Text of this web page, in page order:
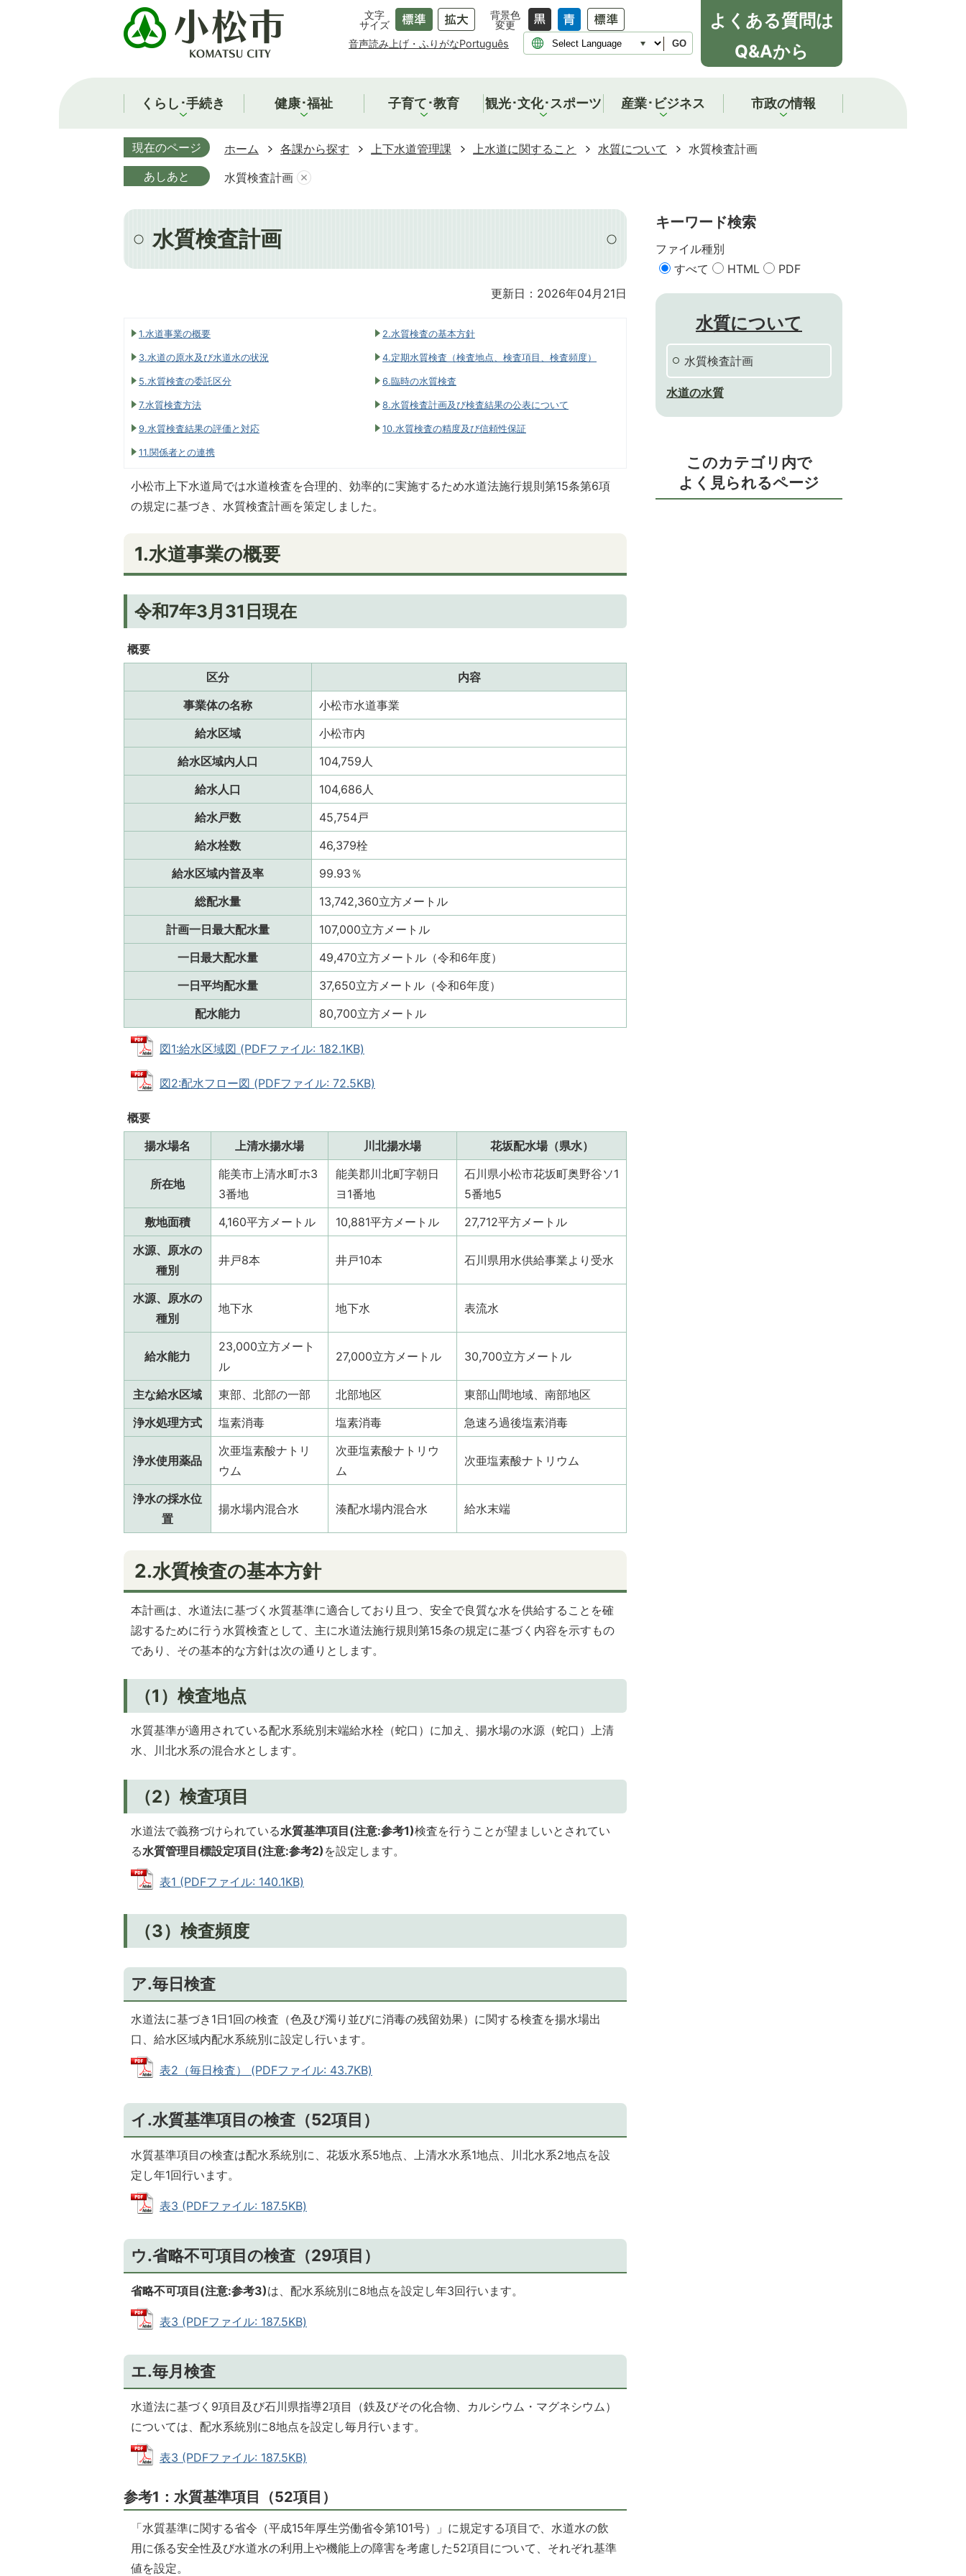
文字
サイズ
背景色
変更
音声読み上げ・ふりがなPortuguês GO
よくある質問は
Q&Aから
くらし･手続き 健康･福祉 子育て･教育 観光･文化･スポーツ 産業･ビジネス 市政の情報
現在のページ ホーム 各課から探す 上下水道管理課 上水道に関すること 水質について
水質検査計画
あしあと
水質検査計画
水質検査計画
更新日：2026年04月21日
1.水道事業の概要 2.水質検査の基本方針
3.水道の原水及び水道水の状況 4.定期水質検査（検査地点、検査項目、検査頻度）
5.水質検査の委託区分 6.臨時の水質検査
7.水質検査方法 8.水質検査計画及び検査結果の公表について
9.水質検査結果の評価と対応 10.水質検査の精度及び信頼性保証
11.関係者との連携
小松市上下水道局では水道検査を合理的、効率的に実施するため水道法施行規則第15条第6項
の規定に基づき、水質検査計画を策定しました。
1.水道事業の概要
令和7年3月31日現在
概要
区分
内容
事業体の名称
小松市水道事業
給水区域
小松市内
給水区域内人口
104,759人
給水人口
104,686人
給水戸数
45,754戸
給水栓数
46,379栓
給水区域内普及率
99.93％
総配水量
13,742,360立方メートル
計画一日最大配水量
107,000立方メートル
一日最大配水量
49,470立方メートル（令和6年度）
一日平均配水量
37,650立方メートル（令和6年度）
配水能力
80,700立方メートル
図1:給水区域図 (PDFファイル: 182.1KB)
図2:配水フロー図 (PDFファイル: 72.5KB)
概要
揚水場名
上清水揚水場 川北揚水場 花坂配水場（県水）
所在地
能美市上清水町ホ3
3番地
能美郡川北町字朝日
ヨ1番地
石川県小松市花坂町奥野谷ソ1
5番地5
敷地面積
4,160平方メートル 10,881平方メートル
27,712平方メートル
水源、原水の
種別
井戸8本 井戸10本 石川県用水供給事業より受水
水源、原水の
種別
地下水 地下水 表流水
給水能力
23,000立方メート
ル
27,000立方メートル 30,700立方メートル
主な給水区域 東部、北部の一部 北部地区
東部山間地域、南部地区
浄水処理方式
塩素消毒 塩素消毒 急速ろ過後塩素消毒
浄水使用薬品
次亜塩素酸ナトリ
ウム
次亜塩素酸ナトリウ
ム
次亜塩素酸ナトリウム
浄水の採水位
置
揚水場内混合水 湊配水場内混合水 給水末端
2.水質検査の基本方針
本計画は、水道法に基づく水質基準に適合しており且つ、安全で良質な水を供給することを確
認するために行う水質検査として、主に水道法施行規則第15条の規定に基づく内容を示すもの
であり、その基本的な方針は次の通りとします。
（1）検査地点
水質基準が適用されている配水系統別末端給水栓（蛇口）に加え、揚水場の水源（蛇口）上清
水、川北水系の混合水とします。
（2）検査項目
水道法で義務づけられている水質基準項目(注意:参考1)検査を行うことが望ましいとされてい
る水質管理目標設定項目(注意:参考2) を設定します。
表1 (PDFファイル: 140.1KB)
（3）検査頻度
ア.毎日検査
水道法に基づき1日1回の検査（色及び濁り並びに消毒の残留効果）に関する検査を揚水場出
口、給水区域内配水系統別に設定し行います。
表2（毎日検査） (PDFファイル: 43.7KB)
イ.水質基準項目の検査（52項目）
水質基準項目の検査は配水系統別に、花坂水系5地点、上清水水系1地点、川北水系2地点を設
定し年1回行います。
表3 (PDFファイル: 187.5KB)
ウ.省略不可項目の検査（29項目）
省略不可項目(注意:参考3)は、配水系統別に8地点を設定し年3回行います。
表3 (PDFファイル: 187.5KB)
エ.毎月検査
水道法に基づく9項目及び石川県指導2項目（鉄及びその化合物、カルシウム・マグネシウム）
については、配水系統別に8地点を設定し毎月行います。
表3 (PDFファイル: 187.5KB)
参考1：水質基準項目（52項目）
「水質基準に関する省令（平成15年厚生労働省令第101号）」に規定する項目で、水道水の飲
用に係る安全性及び水道水の利用上や機能上の障害を考慮した52項目について、それぞれ基準
値を設定。
キーワード検索
ファイル種別
すべて
HTML PDF
水質について
水質検査計画
水道の水質
このカテゴリ内で
よく見られるページ